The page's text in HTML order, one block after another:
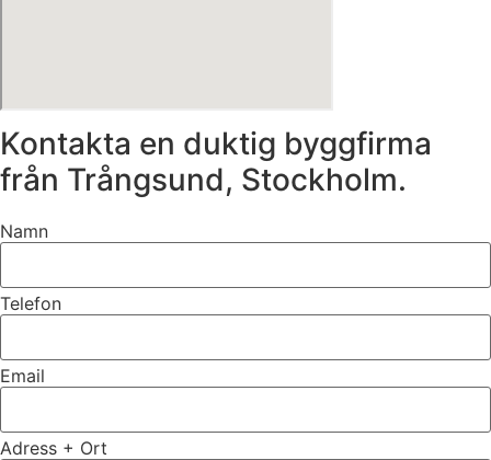
Kontakta en duktig byggfirma
från Trångsund, Stockholm.
Namn
Telefon
Email
Adress + Ort